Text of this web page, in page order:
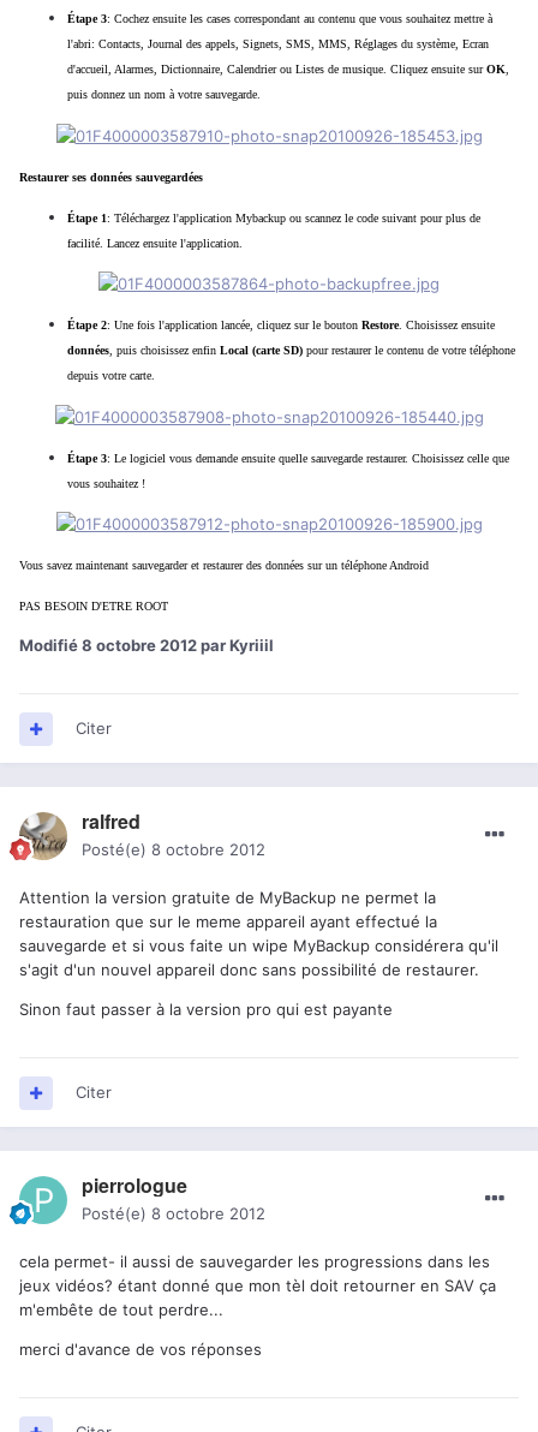
Étape 3: Cochez ensuite les cases correspondant au contenu que vous souhaitez mettre à
l'abri: Contacts, Journal des appels, Signets, SMS, MMS, Réglages du système, Ecran
d'accueil, Alarmes, Dictionnaire, Calendrier ou Listes de musique. Cliquez ensuite surOK,
puis donnez un nom à votre sauvegarde.
Restaurer ses données sauvegardées
Étape 1: Téléchargez l'application Mybackup ou scannez le code suivant pour plus de
facilité. Lancez ensuite l'application.
Étape 2: Une fois l'application lancée, cliquez sur le bouton Restore. Choisissez ensuite
données , puis choisissez enfin Local (carte SD) pour restaurer le contenu de votre téléphone
depuis votre carte.
Étape 3: Le logiciel vous demande ensuite quelle sauvegarde restaurer. Choisissez celle que
vous souhaitez !
Vous savez maintenant sauvegarder et restaurer des données sur un téléphone Android
PAS BESOIN D'ETRE ROOT
Modifié8 octobre 2012par Kyriiil
Citer
ralfred
Posté(e) 8 octobre 2012
Attention la version gratuite de MyBackup ne permet la
restauration que sur le meme appareil ayant effectué la
sauvegarde et si vous faite un wipe MyBackup considérera qu'il
s'agit d'un nouvel appareil donc sans possibilité de restaurer.
Sinon faut passer à la version pro qui est payante
Citer
pierrologue
Posté(e) 8 octobre 2012
cela permet- il aussi de sauvegarder les progressions dans les
jeux vidéos? étant donné que mon tèl doit retourner en SAV ça
m'embête de tout perdre...
merci d'avance de vos réponses